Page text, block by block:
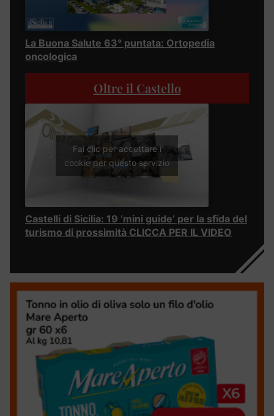
La Buona Salute 63° puntata: Ortopedia
oncologica
Oltre il Castello
Fai clic per accettare i
cookie per questo servizio
Castelli di Sicilia: 19 ‘mini guide’ per la sfida del
turismo di prossimità CLICCA PER IL VIDEO